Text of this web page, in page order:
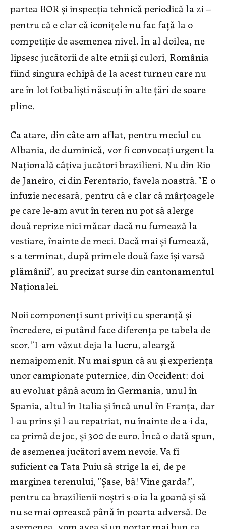
partea BOR și inspecția tehnică periodică la zi –
pentru că e clar că iconițele nu fac față la o
competiție de asemenea nivel. În al doilea, ne
lipsesc jucătorii de alte etnii și culori, România
fiind singura echipă de la acest turneu care nu
are în lot fotbaliști născuți în alte țări de soare
pline.
Ca atare, din câte am aflat, pentru meciul cu
Albania, de duminică, vor fi convocați urgent la
Națională câțiva jucători brazilieni. Nu din Rio
de Janeiro, ci din Ferentario, favela noastră. ”E o
infuzie necesară, pentru că e clar că mârțoagele
pe care le-am avut în teren nu pot să alerge
două reprize nici măcar dacă nu fumează la
vestiare, înainte de meci. Dacă mai și fumează,
s-a terminat, după primele două faze își varsă
plămânii”, au precizat surse din cantonamentul
Naționalei.
Noii componenți sunt priviți cu speranță și
încredere, ei putând face diferența pe tabela de
scor. ”I-am văzut deja la lucru, aleargă
nemaipomenit. Nu mai spun că au și experiența
unor campionate puternice, din Occident: doi
au evoluat până acum în Germania, unul în
Spania, altul în Italia și încă unul în Franța, dar
l-au prins și l-au repatriat, nu înainte de a-i da,
ca primă de joc, și 300 de euro. Încă o dată spun,
de asemenea jucători avem nevoie. Va fi
suficient ca Tata Puiu să strige la ei, de pe
marginea terenului, ”Șase, bă! Vine garda!”,
pentru ca brazilienii noștri s-o ia la goană și să
nu se mai oprească până în poarta adversă. De